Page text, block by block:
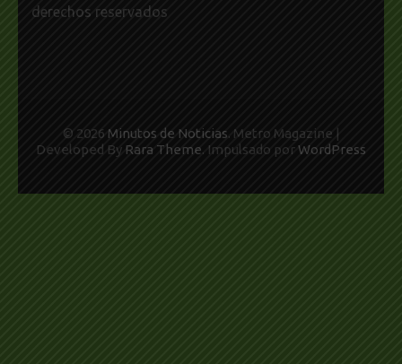
derechos reservados
© 2026 Minutos de Noticias. Metro Magazine |
Developed By Rara Theme. Impulsado porWordPress